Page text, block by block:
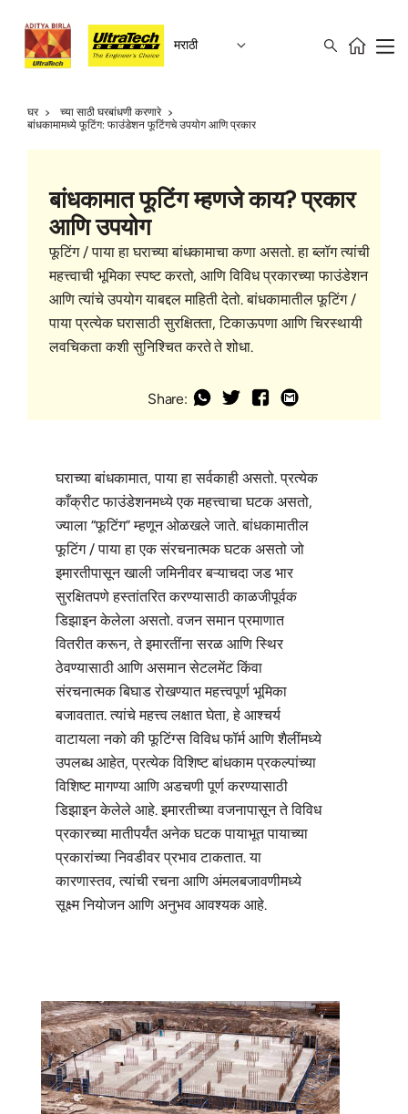
मराठी
घर
च्या साठी घरबांधणी करणारे
बांधकामामध्ये फूटिंग: फाउंडेशन फूटिंगचे उपयोग आणि प्रकार
बांधकामात फूटिंग म्हणजे काय? प्रकार
आणि उपयोग
फूटिंग / पाया हा घराच्या बांधकामाचा कणा असतो. हा ब्लॉग त्यांची
महत्त्वाची भूमिका स्पष्ट करतो, आणि विविध प्रकारच्या फाउंडेशन
आणि त्यांचे उपयोग याबद्दल माहिती देतो. बांधकामातील फूटिंग /
पाया प्रत्येक घरासाठी सुरक्षितता, टिकाऊपणा आणि चिरस्थायी
लवचिकता कशी सुनिश्चित करते ते शोधा.
Share:
घराच्या बांधकामात, पाया हा सर्वकाही असतो. प्रत्येक
काँक्रीट फाउंडेशनमध्ये एक महत्त्वाचा घटक असतो,
ज्याला “फूटिंग” म्हणून ओळखले जाते. बांधकामातील
फूटिंग / पाया हा एक संरचनात्मक घटक असतो जो
इमारतीपासून खाली जमिनीवर बऱ्याचदा जड भार
सुरक्षितपणे हस्तांतरित करण्यासाठी काळजीपूर्वक
डिझाइन केलेला असतो. वजन समान प्रमाणात
वितरीत करून, ते इमारतींना सरळ आणि स्थिर
ठेवण्यासाठी आणि असमान सेटलमेंट किंवा
संरचनात्मक बिघाड रोखण्यात महत्त्वपूर्ण भूमिका
बजावतात. त्यांचे महत्त्व लक्षात घेता, हे आश्चर्य
वाटायला नको की फूटिंग्स विविध फॉर्म आणि शैलींमध्ये
उपलब्ध आहेत, प्रत्येक विशिष्ट बांधकाम प्रकल्पांच्या
विशिष्ट मागण्या आणि अडचणी पूर्ण करण्यासाठी
डिझाइन केलेले आहे. इमारतीच्या वजनापासून ते विविध
प्रकारच्या मातीपर्यंत अनेक घटक पायाभूत पायाच्या
प्रकारांच्या निवडीवर प्रभाव टाकतात. या
कारणास्तव, त्यांची रचना आणि अंमलबजावणीमध्ये
सूक्ष्म नियोजन आणि अनुभव आवश्यक आहे.